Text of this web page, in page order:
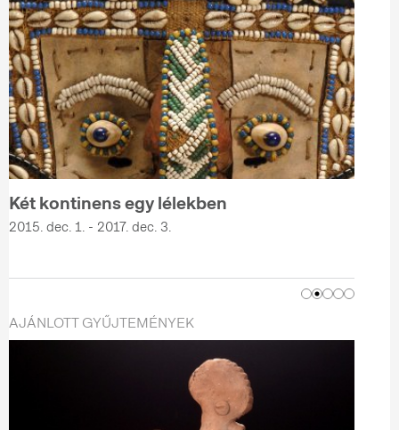
Két kontinens egy lélekben
2015. dec. 1. - 2017. dec. 3.
AJÁNLOTT GYŰJTEMÉNYEK